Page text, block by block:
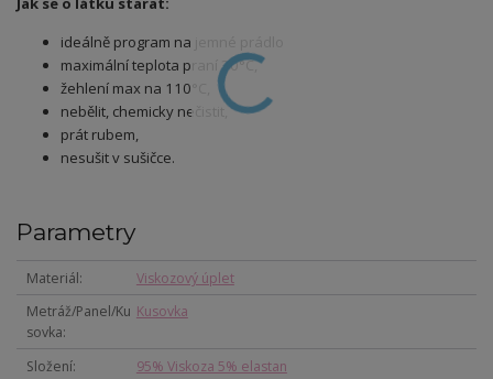
ideálně program na jemné prádlo
maximální teplota praní 30°C,
žehlení max na 110°C,
nebělit, chemicky nečistit,
prát rubem,
nesušit v sušičce.
Parametry
Materiál
Viskozový úplet
Metráž/Panel/Ku
sovka
Kusovka
Složení
95% Viskoza 5% elastan